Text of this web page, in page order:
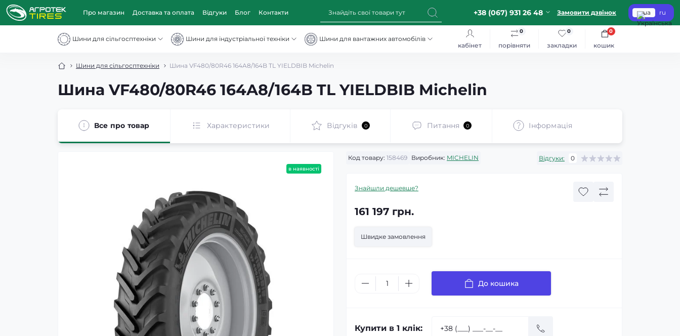
Про магазин Доставка та оплата Відгуки Блог Контакти +38 (067) 931 26 48 Замовити дзвінок ua ru
Шини для сільгосптехніки Шини для індустріальної техніки
Шини для вантажних автомобілів
кабінет
порівняти
0
закладки
0
кошик
0
Шини для сільгосптехніки Шина VF480/80R46 164A8/164B TL YIELDBIB Michelin
Шина VF480/80R46 164A8/164B TL YIELDBIB Michelin
Все про товар Характеристики Відгуків 0 Питання 0 Iнформація
в наявності
Код товару: 158469 Виробник: MICHELIN Відгуки: 0
Знайшли дешевше?
161 197 грн.
Швидке замовлення
До кошика
Купити в 1 клік: